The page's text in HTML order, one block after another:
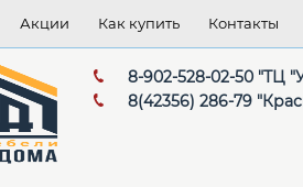
Акции Как купить Контакты
8-902-528-02-50 "ТЦ
8(42356) 286-79